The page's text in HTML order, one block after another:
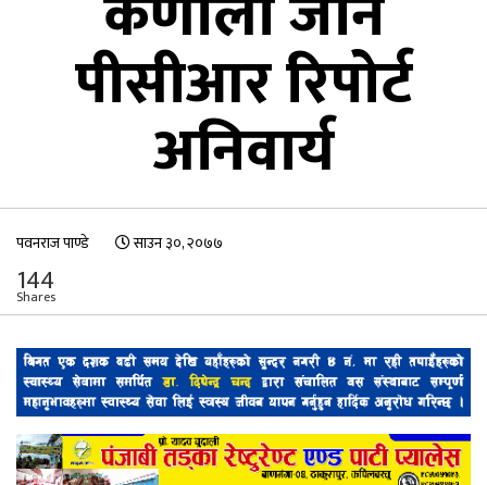
पीसीआर रिपोर्ट
अनिवार्य
पवनराज पाण्डे साउन ३०, २०७७
144
Shares